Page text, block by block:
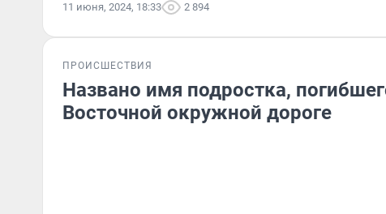
11 июня, 2024, 18:33 2 894
ПРОИСШЕСТВИЯ
Названо имя подростка,
Восточной окружной дороге